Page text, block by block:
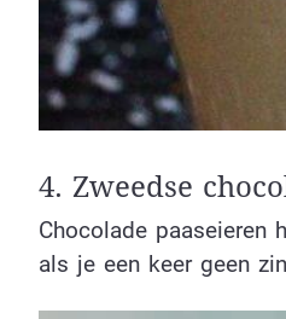
4. Zweedse
Chocolade paaseieren
als je een keer geen